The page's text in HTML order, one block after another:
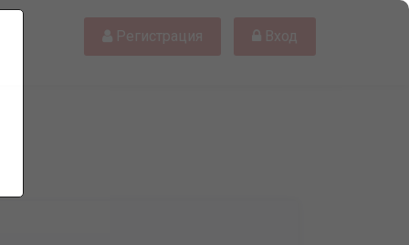
Регистрация Вход